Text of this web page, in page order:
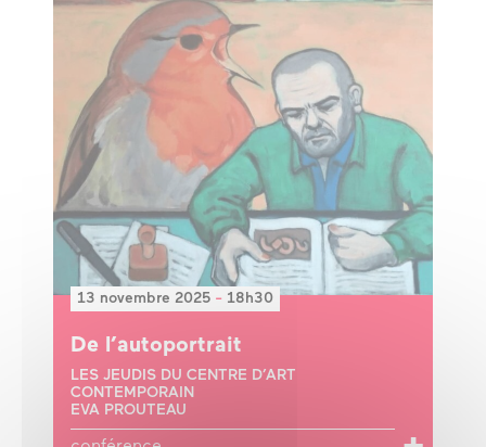
13 novembre 2025 - 18h30
De l’autoportrait
LES JEUDIS DU CENTRE D’ART
CONTEMPORAIN
EVA PROUTEAU